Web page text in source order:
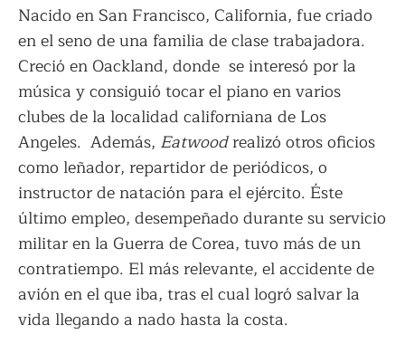
Nacido en San Francisco, California, fue criado
en el seno de una familia de clase trabajadora.
Creció en Oackland, donde se interesó por la
música y consiguió tocar el piano en varios
clubes de la localidad californiana de Los
Angeles. Además, Eatwoodrealizó otros oficios
como leñador, repartidor de periódicos, o
instructor de natación para el ejército. Éste
último empleo, desempeñado durante su servicio
militar en la Guerra de Corea, tuvo más de un
contratiempo. El más relevante, el accidente de
avión en el que iba, tras el cual logró salvar la
vida llegando a nado hasta la costa.